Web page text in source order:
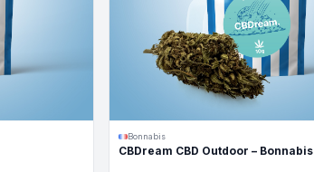
Bonnabis
CBDream CBD Outdoor – Bonnabis